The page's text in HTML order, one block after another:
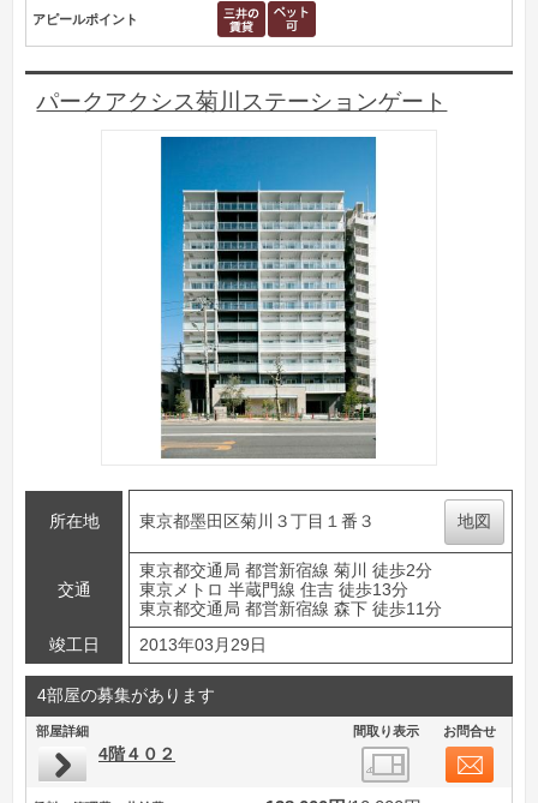
アピールポイント
パークアクシス菊川ステーションゲート
所在地 東京都墨田区菊川３丁目１番３ 地図
交通
東京都交通局 都営新宿線 菊川 徒歩2分
東京メトロ 半蔵門線 住吉 徒歩13分
東京都交通局 都営新宿線 森下 徒歩11分
竣工日
2013年03月29日
4部屋の募集があります
部屋詳細 間取り表示 お問合せ
4階４０２